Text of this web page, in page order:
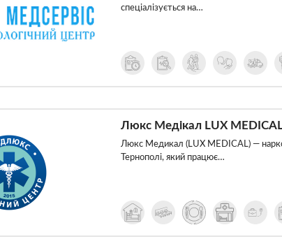
спеціалізується на…
Люкс Медікал LUX
Люкс Медикал (LUX MEDICAL) —
Тернополі, який працює…